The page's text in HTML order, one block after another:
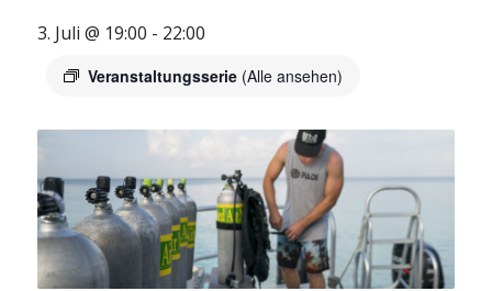
3. Juli @ 19:00 - 22:00
Veranstaltungsserie (Alle ansehen)